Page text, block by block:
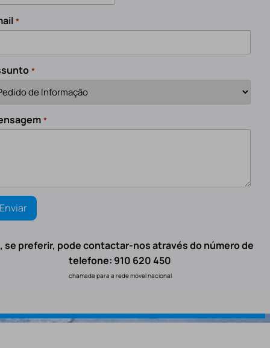
*
*
*
se preferir, pode contactar-nos através do número de
telefone: 910 620 450
chamada para a rede móvel nacional